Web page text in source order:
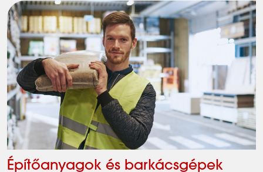
Építőanyagok és barkácsgépek
Építőanyagok és barkácsgépek